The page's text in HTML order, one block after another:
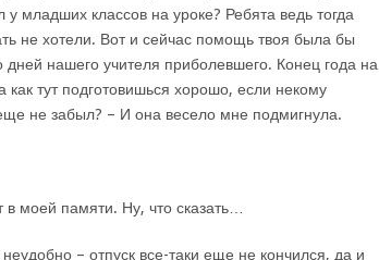
младших классов на уроке? Ребята ведь тогда
не хотели. Вот и сейчас помощь твоя была бы
нашего учителя приболевшего. Конец года на
как тут подготовишься хорошо, если некому
не забыл? – И она весело мне подмигнула.
в моей памяти. Ну, что сказать…
– отпуск все-таки еще не кончился, да и